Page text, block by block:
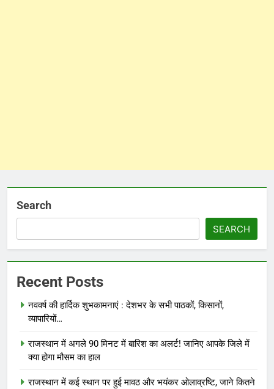
Search
SEARCH
Recent Posts
नववर्ष की हार्दिक शुभकामनाएं : देशभर के सभी पाठकों, किसानों,
व्यापारियों…
राजस्थान में अगले 90 मिनट में बारिश का अलर्ट! जानिए आपके जिले में
क्या होगा मौसम का हाल
राजस्थान में कई स्थान पर हुई मावठ और भयंकर ओलाव्रष्टि, जाने कितने